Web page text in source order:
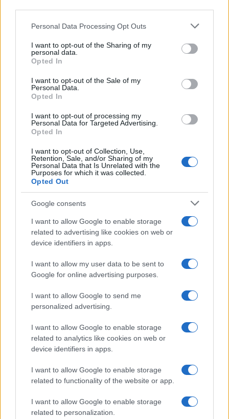
This information may also be disclosed by us to third parties
disclose it to other third parties.
Please note that this website/app uses one or more Google
services and may gather and store information including but
not limited to your visit or usage behaviour. You may click to
grant or deny consent to Google and its third-party tags to
consent section.
Personal Data Processing Opt Outs
I want to opt-out of the Sharing of my
personal data.
Opted In
I want to opt-out of the Sale of my
Personal Data.
Opted In
I want to opt-out of processing my
Personal Data for Targeted Advertising.
Opted In
I want to opt-out of Collection, Use,
Retention, Sale, and/or Sharing of my
Personal Data that Is Unrelated with the
Purposes for which it was collected.
Opted Out
Google consents
I want to allow Google to enable storage
related to advertising like cookies on web or
device identifiers in apps.
I want to allow my user data to be sent to
Google for online advertising purposes.
I want to allow Google to send me
personalized advertising.
I want to allow Google to enable storage
related to analytics like cookies on web or
device identifiers in apps.
I want to allow Google to enable storage
related to functionality of the website or app.
I want to allow Google to enable storage
related to personalization.